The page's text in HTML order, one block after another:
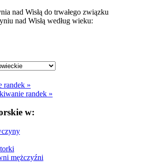
nad Wisłą do trwałego związku
nad Wisłą według wieku:
randek »
randek »
w:
mężczyźni